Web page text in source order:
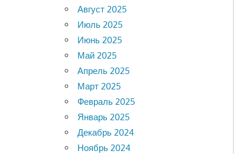
Август 2025
Июль 2025
Июнь 2025
Май 2025
Апрель 2025
Март 2025
Февраль 2025
Январь 2025
Декабрь 2024
Ноябрь 2024